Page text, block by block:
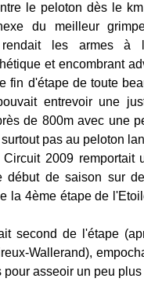
le peloton dès le
du meilleur
rendait les armes à
et encombrant
fin d'étape de toute
entrevoir une
de 800m avec une
pas au peloton
2009 remportait
début de saison sur
la 4ème étape de
second de l'étape
Wallerand),
asseoir un peu